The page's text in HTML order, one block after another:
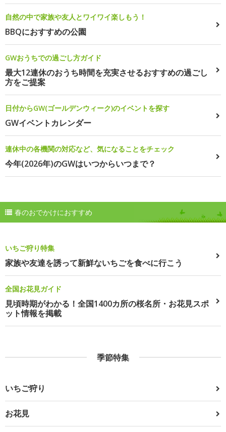
自然の中で家族や友人とワイワイ楽しもう！
BBQにおすすめの公園
GWおうちでの過ごし方ガイド
最大12連休のおうち時間を充実させるおすすめの過ごし
方をご提案
日付からGW(ゴールデンウィーク)のイベントを探す
GWイベントカレンダー
連休中の各機関の対応など、気になることをチェック
今年(2026年)のGWはいつからいつまで？
春のおでかけにおすすめ
いちご狩り特集
家族や友達を誘って新鮮ないちごを食べに行こう
全国お花見ガイド
見頃時期がわかる！全国1400カ所の桜名所・お花見スポ
ット情報を掲載
季節特集
いちご狩り
お花見